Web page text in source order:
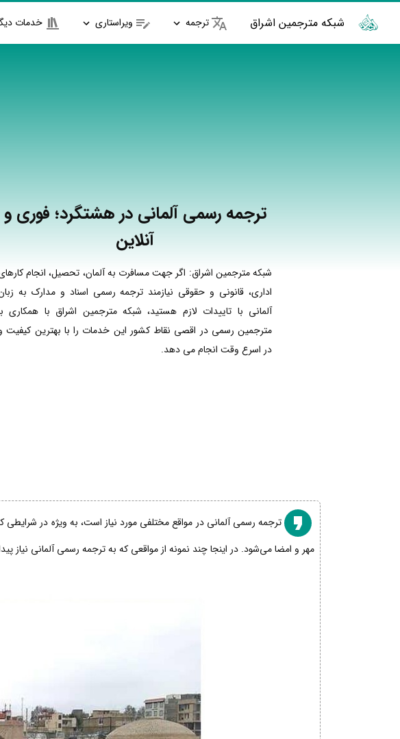
شبکه مترجمین اشراق ترجمه ویراستاری خدمات
ترجمه رسمی آلمانی در هشتگرد؛ فوری و
آنلاین
شبکه مترجمین اشراق: اگر جهت مسافرت به آلمان، تحصیل، انجام
اداری، قانونی و حقوقی نیازمند ترجمه رسمی اسناد و مدارک به
آلمانی با تاییدات لازم هستید، شبکه مترجمین اشراق با همکاری
مترجمین رسمی در اقصی نقاط کشور این خدمات را با بهترین کیفیت
در اسرع وقت انجام می دهد.
ترجمه رسمی آلمانی در مواقع مختلفی مورد نیاز است، به ویژه در
مهر و امضا می‌شود. در اینجا چند نمونه از مواقعی که به ترجمه رسمی آلمانی نیاز